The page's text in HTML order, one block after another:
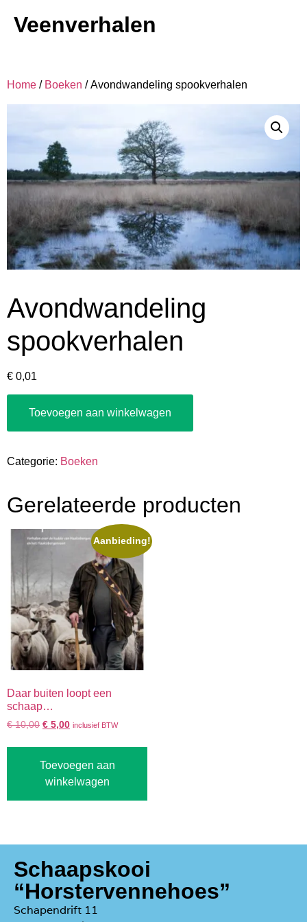
Veenverhalen
Home / Boeken / Avondwandeling spookverhalen
Avondwandeling
spookverhalen
€ 0,01
Toevoegen aan winkelwagen
Categorie: Boeken
Gerelateerde producten
Aanbieding!
Daar buiten loopt een
schaap…
€10,00 € 5,00 inclusief BTW
Toevoegen aan
winkelwagen
Schaapskooi
“Horstervennehoes”
Schapendrift 11